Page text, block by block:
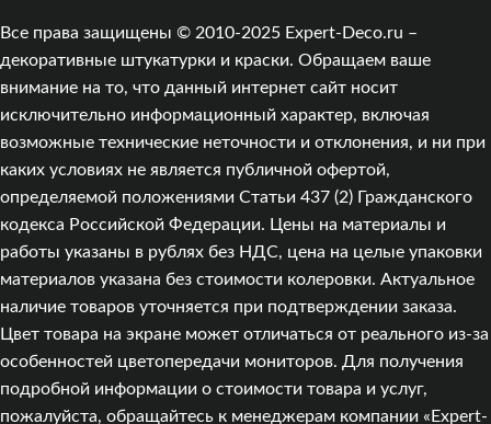
Все права защищены © 2010-2025 Expert-Deco.ru –
декоративные штукатурки и краски. Обращаем ваше
внимание на то, что данный интернет сайт носит
исключительно информационный характер, включая
возможные технические неточности и отклонения, и ни при
каких условиях не является публичной офертой,
определяемой положениями Статьи 437 (2) Гражданского
кодекса Российской Федерации. Цены на материалы и
работы указаны в рублях без НДС, цена на целые упаковки
материалов указана без стоимости колеровки. Актуальное
наличие товаров уточняется при подтверждении заказа.
Цвет товара на экране может отличаться от реального из‑за
особенностей цветопередачи мониторов. Для получения
подробной информации о стоимости товара и услуг,
пожалуйста, обращайтесь к менеджерам компании «Expert-